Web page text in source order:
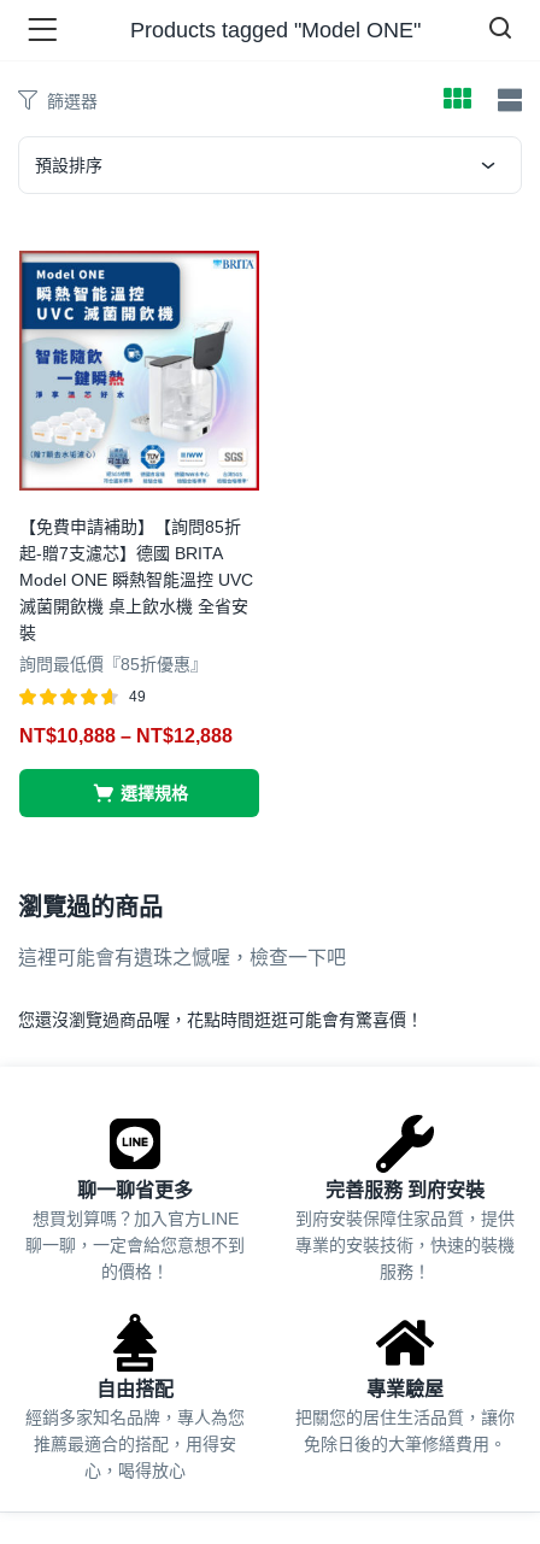
)
)
王 )
Products tagged "Model ONE"
篩選器
預設排序
【免費申請補助】【詢問85折
起-贈7支濾芯】德國 BRITA
Model ONE 瞬熱智能溫控 UVC
滅菌開飲機 桌上飲水機 全省安
裝
詢問最低價『85折優惠』
4.57
49
NT$10,888 – NT$12,888
選擇規格
瀏覽過的商品
這裡可能會有遺珠之憾喔，檢查一下吧
您還沒瀏覽過商品喔，花點時間逛逛可能會有驚喜價！
聊一聊省更多
想買划算嗎？加入官方LINE
聊一聊，一定會給您意想不到
的價格！
完善服務 到府安裝
到府安裝保障住家品質，提供
專業的安裝技術，快速的裝機
服務！
自由搭配
經銷多家知名品牌，專人為您
推薦最適合的搭配，用得安
心，喝得放心
專業驗屋
把關您的居住生活品質， 讓你
免除日後的大筆修繕費用。